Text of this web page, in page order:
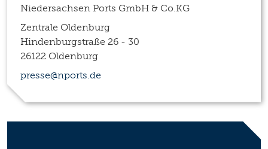
Niedersachsen Ports GmbH & Co.KG
Zentrale Oldenburg
Hindenburgstraße 26 - 30
26122 Oldenburg
presse@nports.de